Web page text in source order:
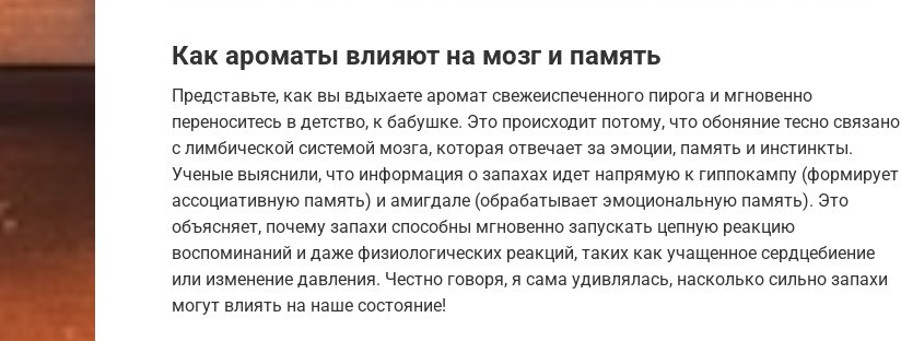
Как ароматы влияют на мозг и память
Представьте, как вы вдыхаете аромат свежеиспеченного пирога и мгновенно
переноситесь в детство, к бабушке. Это происходит потому, что обоняние тесно связано
с лимбической системой мозга, которая отвечает за эмоции, память и инстинкты.
Ученые выяснили, что информация о запахах идет напрямую к гиппокампу (формирует
ассоциативную память) и амигдале (обрабатывает эмоциональную память). Это
объясняет, почему запахи способны мгновенно запускать цепную реакцию
воспоминаний и даже физиологических реакций, таких как учащенное сердцебиение
или изменение давления. Честно говоря, я сама удивлялась, насколько сильно запахи
могут влиять на наше состояние!